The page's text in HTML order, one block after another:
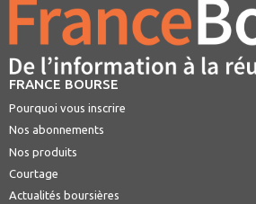
FRANCE BOURSE
Pourquoi vous inscrire
Nos abonnements
Nos produits
Courtage
Actualités boursières